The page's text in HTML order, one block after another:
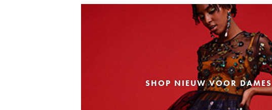
SHOP NIEUW VOOR DAMES